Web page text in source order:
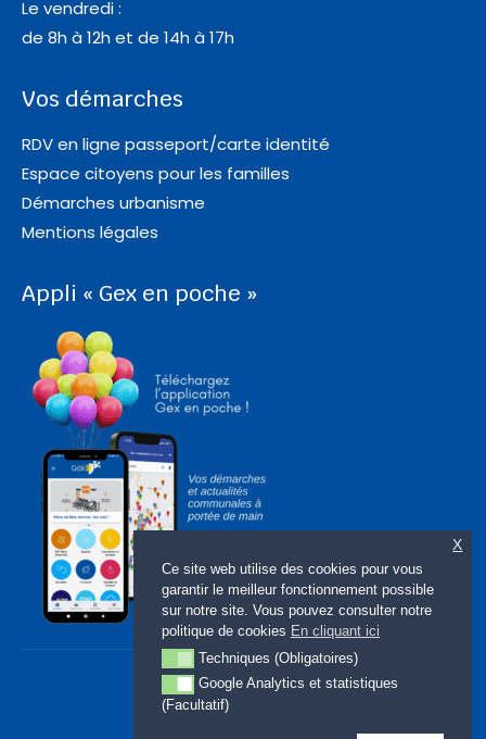
Le vendredi :
de 8h à 12h et de 14h à 17h
Vos démarches
RDV en ligne passeport/carte identité
Espace citoyens pour les familles
Démarches urbanisme
Mentions légales
Appli « Gex en poche »
Ce site web utilise des cookies pour vous
garantir le meilleur fonctionnement possible
sur notre site. Vous pouvez consulter notre
politique de cookies En cliquant ici
Techniques (Obligatoires)
Techniques (Obligatoires)
Google Analytics et statistiques (Facultatif)
Google Analytics et statistiques
(Facultatif)
X